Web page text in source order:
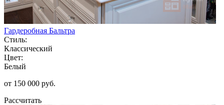
Гардеробная Бальтра
Стиль:
Классический
Цвет:
Белый
от 150 000 руб.
Рассчитать